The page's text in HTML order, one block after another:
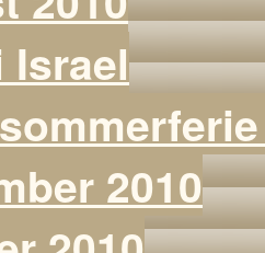
Israel
2010